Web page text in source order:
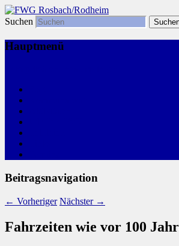
FWG Rosbach/
Freie Wählergemeinschaft
Suchen
Hauptmenü
Beitragsnavigation
← Vorheriger Nächster →
Fahrzeiten wie vor 100